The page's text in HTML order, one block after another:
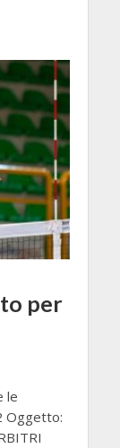
per
le
Oggetto: